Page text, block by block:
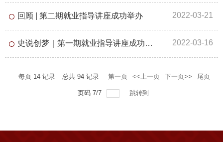
回顾 | 第二期就业指导讲座成功举办 2022-03-21
史说创梦｜第一期就业指导讲座成功举办 2022-03-16
每页 14记录 总共 94记录 第一页 <<上一页 下一页>> 尾页
页码 7/7 跳转到